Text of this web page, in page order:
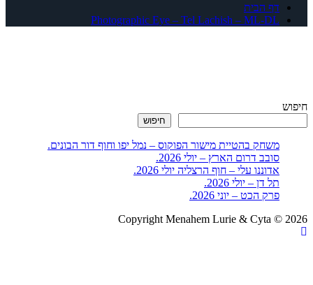
דף הבית
Photographic Eye – Tel Lachish – ML-DL
חיפוש
חיפוש
משחק בהטיית מישור הפוקוס – נמל יפו וחוף דור הבונים.
סובב דרום הארץ – יולי 2026.
אדוננו עלי – חוף הרצליה יולי 2026.
תל דן – יולי 2026.
פרק הכט – יוני 2026.
Copyright Menahem Lurie & Cyta © 2026